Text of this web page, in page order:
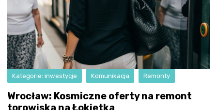
Kategorie: inwestycje Komunikacja Remonty
Wrocław: Kosmiczne oferty na remont
torowiska na Łokietka